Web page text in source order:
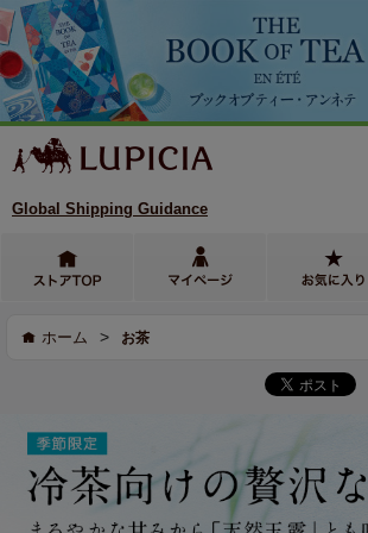
Global Shipping Guidance
ホーム > お茶